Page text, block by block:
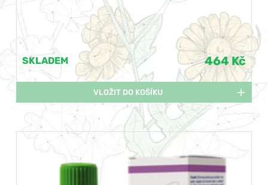
SKLADEM 464 Kč
VLOŽIT DO KOŠÍKU